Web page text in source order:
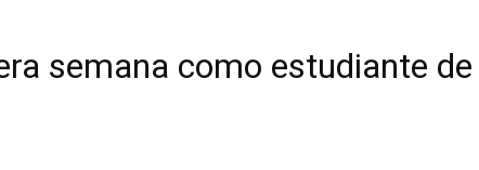
semana como estudiante de